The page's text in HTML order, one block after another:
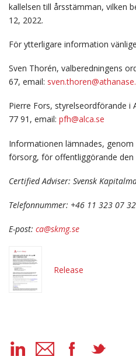
kallelsen till årsstämman, vilken
12, 2022.
För ytterligare information
Sven Thorén, valberedningens
67, email:
Pierre Fors, styrelseordförande i
77 91, email: pfh@alca.se
Informationen lämnades,
försorg, för offentliggörande den
Certified Adviser: Svensk
Telefonnummer: +46 11 323 07 32
E-post: ca@skmg.se
Release